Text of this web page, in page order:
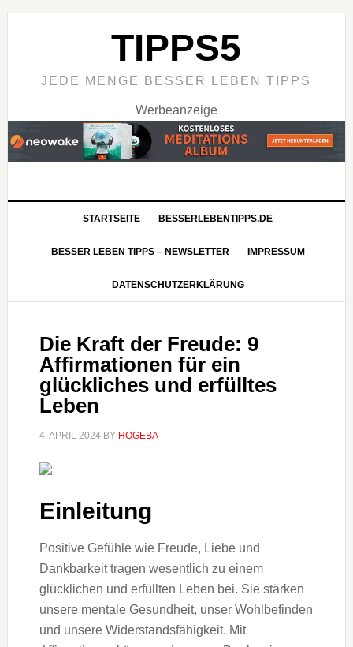
TIPPS5
JEDE MENGE BESSER LEBEN TIPPS
Werbeanzeige
STARTSEITE BESSERLEBENTIPPS.DE
BESSER LEBEN TIPPS – NEWSLETTER IMPRESSUM
DATENSCHUTZERKLÄRUNG
Die Kraft der Freude: 9
Affirmationen für ein
glückliches und erfülltes
Leben
4. APRIL 2024BY HOGEBA
Einleitung
Positive Gefühle wie Freude, Liebe und
Dankbarkeit tragen wesentlich zu einem
glücklichen und erfüllten Leben bei. Sie stärken
unsere mentale Gesundheit, unser Wohlbefinden
und unsere Widerstandsfähigkeit. Mit